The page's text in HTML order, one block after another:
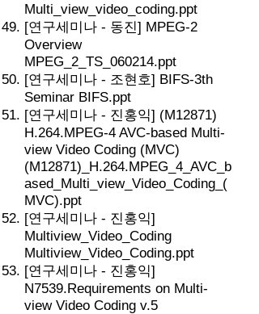
Multi_view_video_coding.ppt
[연구세미나 - 동진] MPEG-2
Overview
MPEG_2_TS_060214.ppt
[연구세미나 - 조현호] BIFS-3th
Seminar BIFS.ppt
[연구세미나 - 진홍익] (M12871)
H.264.MPEG-4 AVC-based Multi-
view Video Coding (MVC)
(M12871)_H.264.MPEG_4_AVC_b
ased_Multi_view_Video_Coding_(
MVC).ppt
[연구세미나 - 진홍익]
Multiview_Video_Coding
Multiview_Video_Coding.ppt
[연구세미나 - 진홍익]
N7539.Requirements on Multi-
view Video Coding v.5